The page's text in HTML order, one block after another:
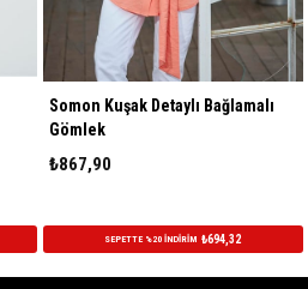
Somon Kuşak Detaylı Bağlamalı
Gömlek
₺867,90
SEPETTE %20 İNDİRİM ₺694,32